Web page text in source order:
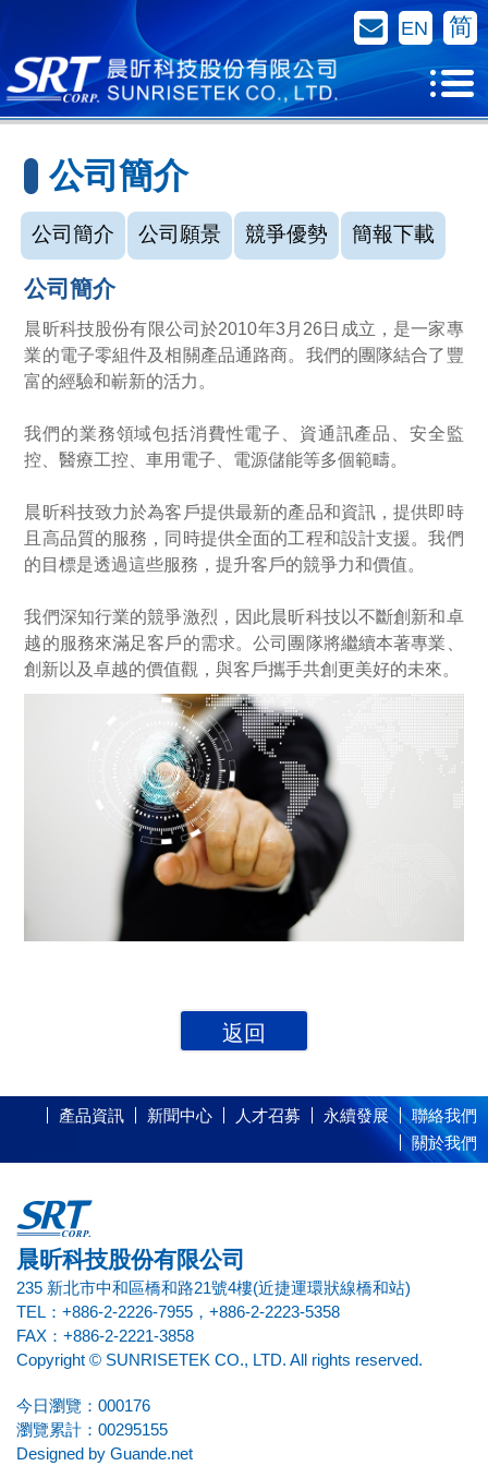
简
EN
聯絡我們
公司簡介
公司簡介 公司願景 競爭優勢 簡報下載
公司簡介
晨昕科技股份有限公司於2010年3月26日成立，是一家專
業的電子零組件及相關產品通路商。我們的團隊結合了豐
富的經驗和嶄新的活力。
我們的業務領域包括消費性電子、資通訊產品、安全監
控、醫療工控、車用電子、電源儲能等多個範疇。
晨昕科技致力於為客戶提供最新的產品和資訊，提供即時
且高品質的服務，同時提供全面的工程和設計支援。我們
的目標是透過這些服務，提升客戶的競爭力和價值。
我們深知行業的競爭激烈，因此晨昕科技以不斷創新和卓
越的服務來滿足客戶的需求。公司團隊將繼續本著專業、
創新以及卓越的價值觀，與客戶攜手共創更美好的未來。
返回
聯絡我們
永續發展
人才召募
新聞中心
產品資訊
關於我們
晨昕科技股份有限公司
235 新北市中和區橋和路21號4樓(近捷運環狀線橋和站)
TEL：+886-2-2226-7955，+886-2-2223-5358
FAX：+886-2-2221-3858
Copyright © SUNRISETEK CO., LTD. All rights reserved.
今日瀏覽：000176
瀏覽累計：00295155
Designed by Guande.net